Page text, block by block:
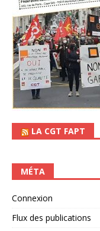
LA CGT FAPT
MÉTA
Connexion
Flux des publications